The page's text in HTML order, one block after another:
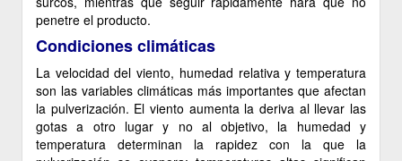
penetre el producto.
Condiciones climáticas
La velocidad del viento, humedad relativa y temperatura
son las variables climáticas más importantes que afectan
la pulverización. El viento aumenta la deriva al llevar las
gotas a otro lugar y no al objetivo, la humedad y
temperatura determinan la rapidez con la que la